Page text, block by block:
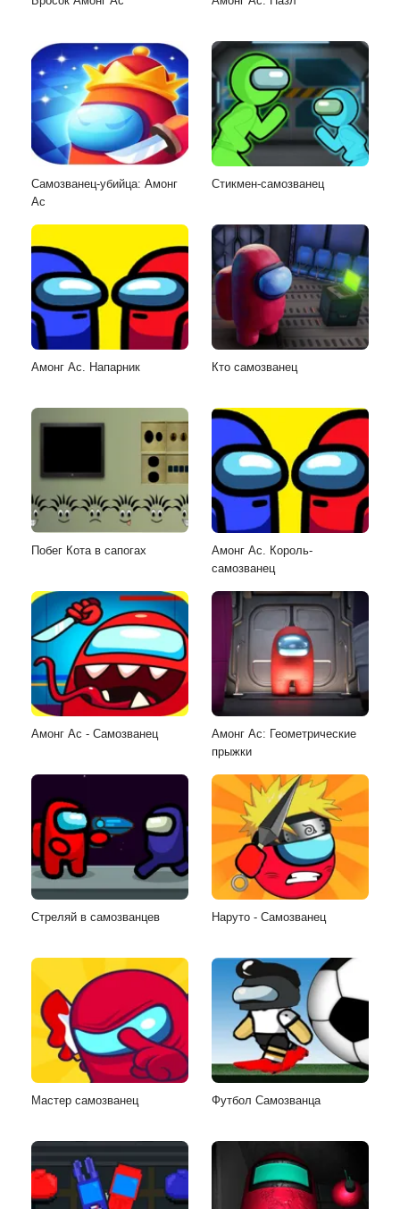
Самозванец-убийца: Амонг
Ас
Стикмен-самозванец
Амонг Ас. Напарник Кто самозванец
Побег Кота в сапогах
Амонг Ас. Король-
самозванец
Амонг Ас - Самозванец
Амонг Ас: Геометрические
прыжки
Стреляй в самозванцев Наруто - Самозванец
Мастер самозванец Футбол Самозванца